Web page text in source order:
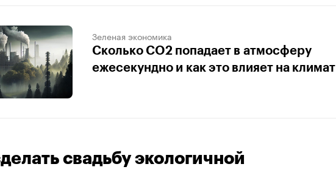
Зеленая экономика
Сколько CO2 попадает в атмосферу
ежесекундно и как это влияет на климат
свадьбу экологичной